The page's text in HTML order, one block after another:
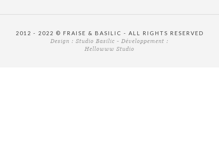
2012 - 2022 © FRAISE & BASILIC - ALL RIGHTS RESERVED
Design : Studio Basilic - Développement :
Hellowww Studio